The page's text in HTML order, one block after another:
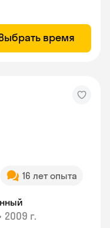
время
16 лет опыта
2009 г.